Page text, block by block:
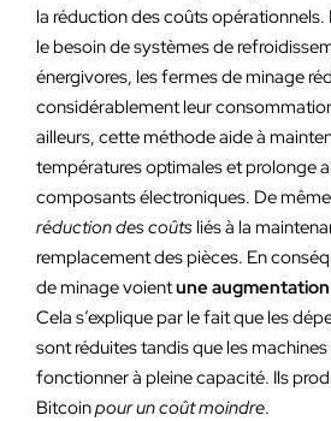
la réduction des coûts
le besoin de systèmes de
énergivores, les fermes de minage
considérablement leur
ailleurs, cette méthode aide à
températures optimales et prolonge
composants électroniques. De
réduction des coûts liés à la
remplacement des pièces. En
de minage voientune
Cela s’explique par le fait que les
sont réduites tandis que les
fonctionner à pleine capacité. Ils
Bitcoinpour un coût moindre.